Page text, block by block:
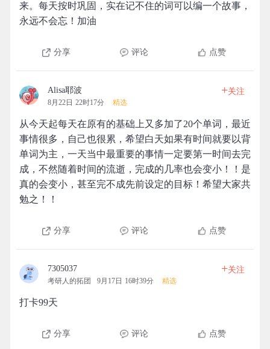
来。每天按时巩固，实在记不住的词可以编一个故事，
永远不会忘！加油
分享 评论 点赞
Alisa耶波
8月22日 22时17分 精选
+关注
从今天起每天在原有的基础上又多加了20个单词，最近
事情很多，自己也很累，希望白天如果有时间就要以背
单词为主，一天当中最重要的事情一定要第一时间去完
成，不然随着时间的流逝，完成的几率也会变小！！是
真的会变小，甚至完不成先前设定的目标！希望大家共
勉之！！
分享 评论 点赞
7305037
考研人的拓团 9月17日 16时39分 精选
+关注
打卡99天
分享 评论 点赞